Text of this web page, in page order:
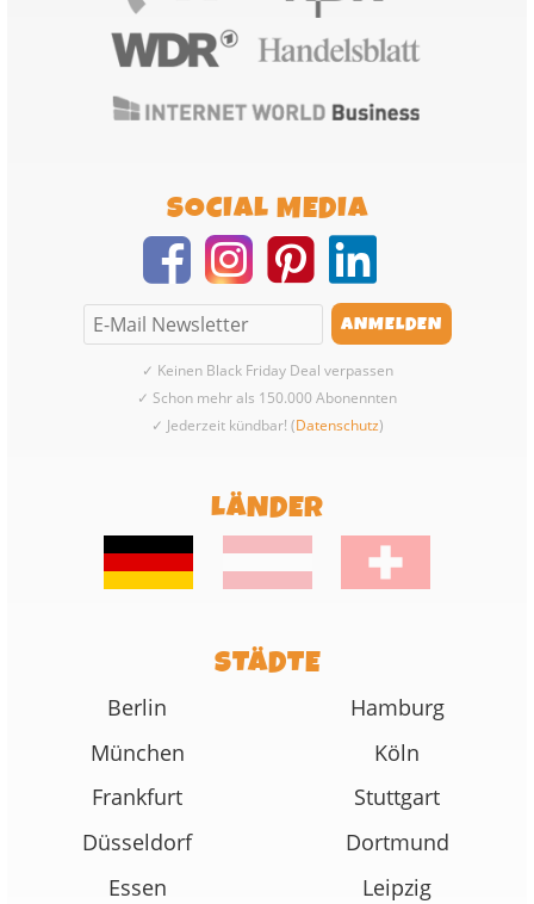
SOCIAL MEDIA
✓ Keinen Black Friday Deal verpassen
✓ Schon mehr als 150.000 Abonennten
✓ Jederzeit kündbar! (Datenschutz)
LÄNDER
STÄDTE
Berlin
Hamburg
München
Köln
Frankfurt
Stuttgart
Düsseldorf
Dortmund
Essen
Leipzig